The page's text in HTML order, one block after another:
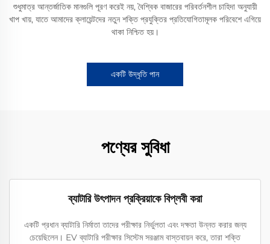
শুধুমাত্র আন্তর্জাতিক মানগুলি পূরণ করেই নয়, বৈশ্বিক বাজারের পরিবর্তনশীল চাহিদা অনুযায়ী
খাপ খায়, যাতে আমাদের ক্লায়েন্টদের নতুন শক্তি প্রযুক্তির প্রতিযোগিতামূলক পরিবেশে এগিয়ে
থাকা নিশ্চিত হয়।
একটি উদ্ধৃতি পান
পণ্যের সুবিধা
ব্যাটারি উৎপাদন প্রক্রিয়াকে বিপ্লবী করা
একটি প্রধান ব্যাটারি নির্মাতা তাদের পরীক্ষার নির্ভুলতা এবং দক্ষতা উন্নত করার জন্য
চেয়েছিলেন। EV ব্যাটারি পরীক্ষার সিস্টেম সরঞ্জাম বাস্তবায়ন করে, তারা শক্তি